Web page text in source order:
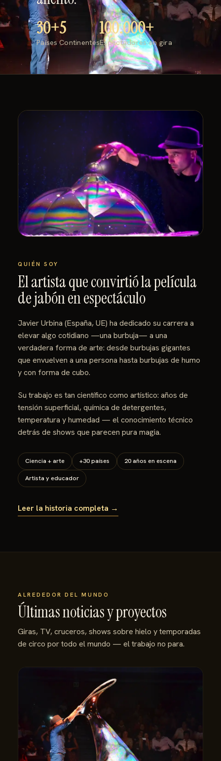
30+
Países
5
Continentes
100.000+
Espectadores en gira
QUIÉN SOY
El artista que convirtió la película
de jabón en espectáculo
Javier Urbina (España, UE) ha dedicado su carrera a
elevar algo cotidiano —una burbuja— a una
verdadera forma de arte: desde burbujas gigantes
que envuelven a una persona hasta burbujas de humo
y con forma de cubo.
Su trabajo es tan científico como artístico: años de
tensión superficial, química de detergentes,
temperatura y humedad — el conocimiento técnico
detrás de shows que parecen pura magia.
Ciencia + arte +30 países 20 años en escena
Artista y educador
Leer la historia completa →
ALREDEDOR DEL MUNDO
Últimas noticias y proyectos
Giras, TV, cruceros, shows sobre hielo y temporadas
de circo por todo el mundo — el trabajo no para.